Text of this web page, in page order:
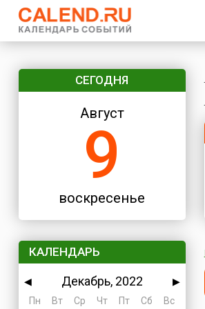
СЕГОДНЯ
Август
9
воскресенье
КАЛЕНДАРЬ
◀ Декабрь, 2022
▶
Пн
Вт Ср Чт Пт Сб Вс